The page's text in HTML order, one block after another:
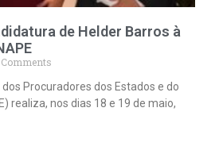
de Helder Barros à
Comments
Procuradores dos Estados e do
realiza, nos dias 18 e 19 de maio,